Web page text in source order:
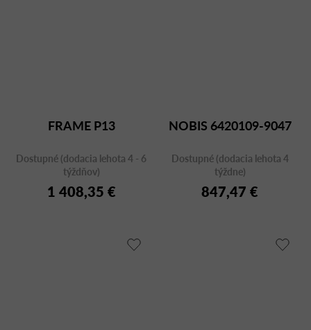
FRAME P13
Dostupné (dodacia lehota 4 - 6
týždňov)
1 408,35 €
NOBIS 6420109-9047
Dostupné (dodacia lehota 4
týždne)
847,47 €